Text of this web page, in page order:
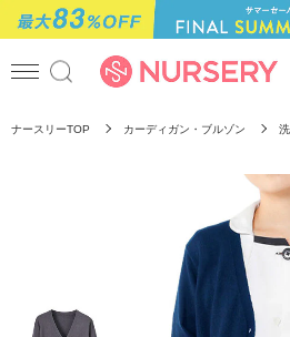
ナースリーTOP カーディガン・ブルゾン